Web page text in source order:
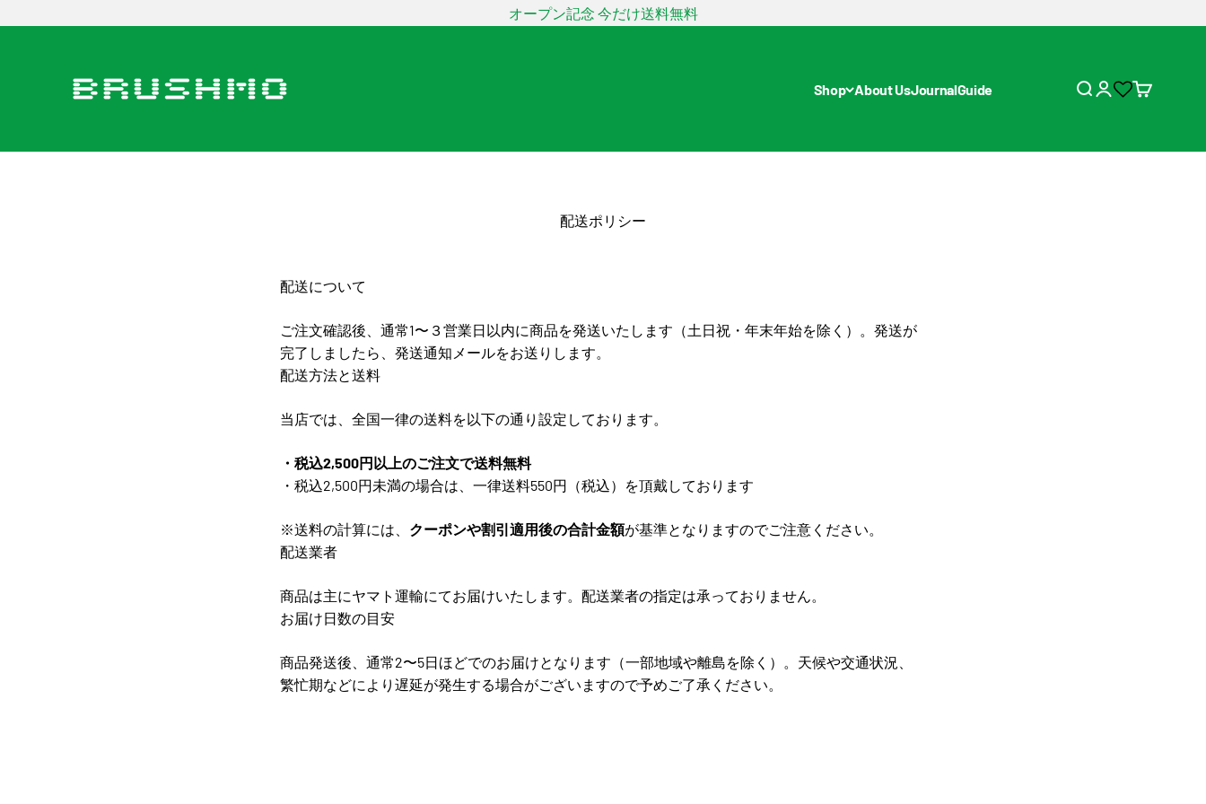
オープン記念 今だけ送料無料
Shop About UsJournalGuide
配送ポリシー
配送について
ご注文確認後、通常1〜３営業日以内に商品を発送いたします（土日祝・年末年始を除く）。発送が
完了しましたら、発送通知メールをお送りします。
配送方法と送料
当店では、全国一律の送料を以下の通り設定しております。
・税込2,500円以上のご注文で送料無料
・税込2,500円未満の場合は、一律送料550円（税込）を頂戴しております
※送料の計算には、 クーポンや割引適用後の合計金額が基準となりますのでご注意ください。
配送業者
商品は主にヤマト運輸にてお届けいたします。配送業者の指定は承っておりません。
お届け日数の目安
商品発送後、通常2〜5日ほどでのお届けとなります（一部地域や離島を除く）。天候や交通状況、
繁忙期などにより遅延が発生する場合がございますので予めご了承ください。